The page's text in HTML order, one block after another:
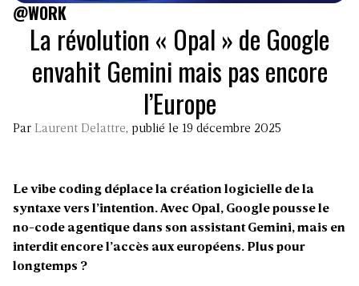
@WORK
La révolution « Opal » de Google
envahit Gemini mais pas encore
l’Europe
Par Laurent Delattre, publié le 19 décembre 2025
Le vibe coding déplace la création logicielle de la
syntaxe vers l’intention. Avec Opal, Google pousse le
no-code agentique dans son assistant Gemini, mais en
interdit encore l’accès aux européens. Plus pour
longtemps ?